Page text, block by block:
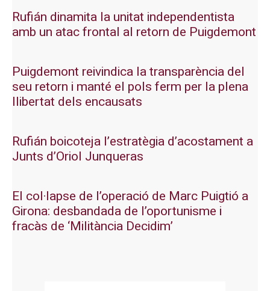
Rufián dinamita la unitat independentista
amb un atac frontal al retorn de Puigdemont
Puigdemont reivindica la transparència del
seu retorn i manté el pols ferm per la plena
llibertat dels encausats
Rufián boicoteja l’estratègia d’acostament a
Junts d’Oriol Junqueras
El col·lapse de l’operació de Marc Puigtió a
Girona: desbandada de l’oportunisme i
fracàs de ‘Militància Decidim’